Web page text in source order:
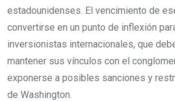
estadounidenses. El vencimiento de
convertirse en un punto de inflexión
inversionistas internacionales, que
mantener sus vínculos con el
exponerse a posibles sanciones y
de Washington.